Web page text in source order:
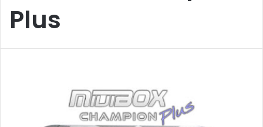
Plus